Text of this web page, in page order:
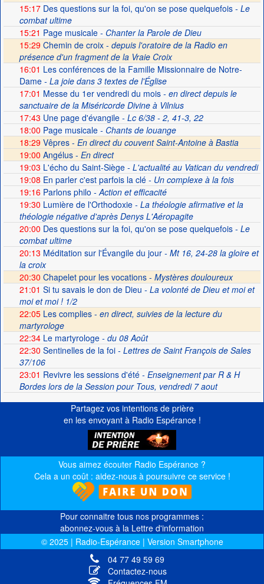
15:17Des questions sur la foi, qu'on se pose quelquefois- Le
combat ultime
15:21 Page musicale- Chanter la Parole de Dieu
15:29 Chemin de croix - depuis l'oratoire de la Radio en
présence d'un fragment de la Vraie Croix
16:01 Les conférences de la Famille Missionnaire de Notre-
Dame- La joie dans 3 textes de l'Église
17:01 Messe du 1er vendredi du mois- en direct depuis le
sanctuaire de la Miséricorde Divine à Vilnius
17:43 Une page d'évangile- Lc 6/38 - 2, 41-3, 22
18:00 Page musicale- Chants de louange
18:29 Vêpres - En direct du couvent Saint-Antoine à Bastia
19:00 Angélus - En direct
19:03 L'écho du Saint-Siège- L'actualité au Vatican du vendredi
19:08 En parler c'est parfois la clé- Un complexe à la fois
19:16Parlons philo - Action et efficacité
19:30 Lumière de l'Orthodoxie- La théologie afirmative et la
théologie négative d'après Denys L'Aéropagite
20:00 Des questions sur la foi, qu'on se pose quelquefois- Le
combat ultime
20:13 Méditation sur l'Évangile du jour- Mt 16, 24-28 la gloire et
la croix
20:30 Chapelet pour les vocations - Mystères douloureux
21:01 Si tu savais le don de Dieu - La volonté de Dieu et moi et
moi et moi ! 1/2
22:05Les complies - en direct, suivies de la lecture du
martyrologe
22:34Le martyrologe- du 08 Août
22:30 Sentinelles de la foi- Lettres de Saint François de Sales
37/106
23:01 Revivre les sessions d'été- Enseignement par R & H
Bordes lors de la Session pour Tous, vendredi 7 aout
Partagez vos intentions de prière
en les envoyant à Radio Espérance !
Vous aimez écouter Radio Espérance ?
Cela a un coût : aidez-nous à poursuivre ce service !
Pour connaitre tous nos programmes :
abonnez-vous à la Lettre d'information
© 2025 | Radio-Espérance | Version Smartphone
04 77 49 59 69
Contactez-nous